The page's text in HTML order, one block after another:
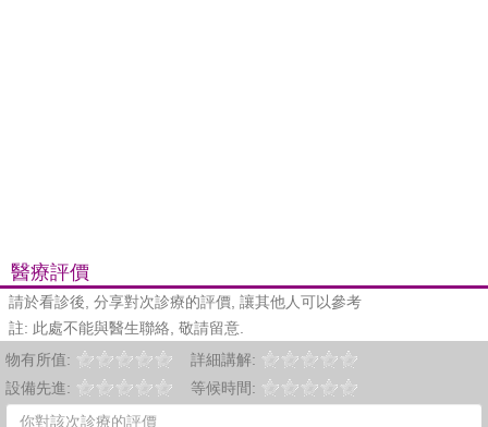
醫療評價
請於看診後, 分享對次診療的評價, 讓其他人可以參考
註: 此處不能與醫生聯絡, 敬請留意.
物有所值:
詳細講解:
設備先進:
等候時間: